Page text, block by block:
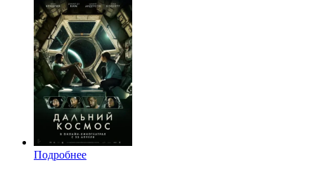
Подробнее